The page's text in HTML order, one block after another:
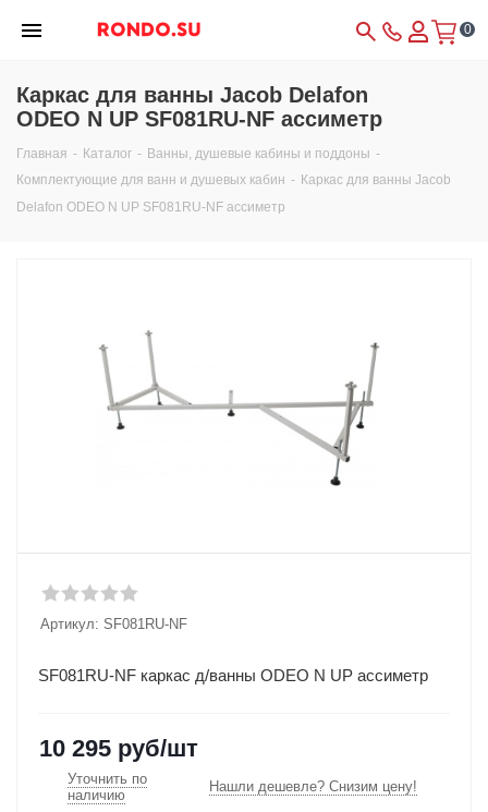
0
Каркас для ванны Jacob Delafon
ODEO N UP SF081RU-NF ассиметр
Главная - Каталог - Ванны, душевые кабины и поддоны -
Комплектующие для ванн и душевых кабин - Каркас для ванны Jacob
Delafon ODEO N UP SF081RU-NF ассиметр
Артикул: SF081RU-NF
SF081RU-NF каркас д/ванны ODEO N UP ассиметр
10 295 руб/шт
Уточнить по
наличию
Нашли дешевле? Снизим цену!